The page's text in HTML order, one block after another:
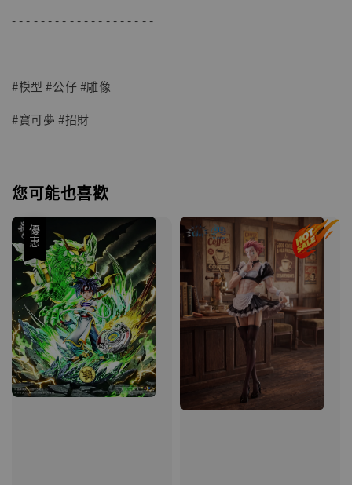
- - - - - - - - - - - - - - - - - - - -
#模型 #公仔 #雕像
#寶可夢 #招財
您可能也喜歡
優惠